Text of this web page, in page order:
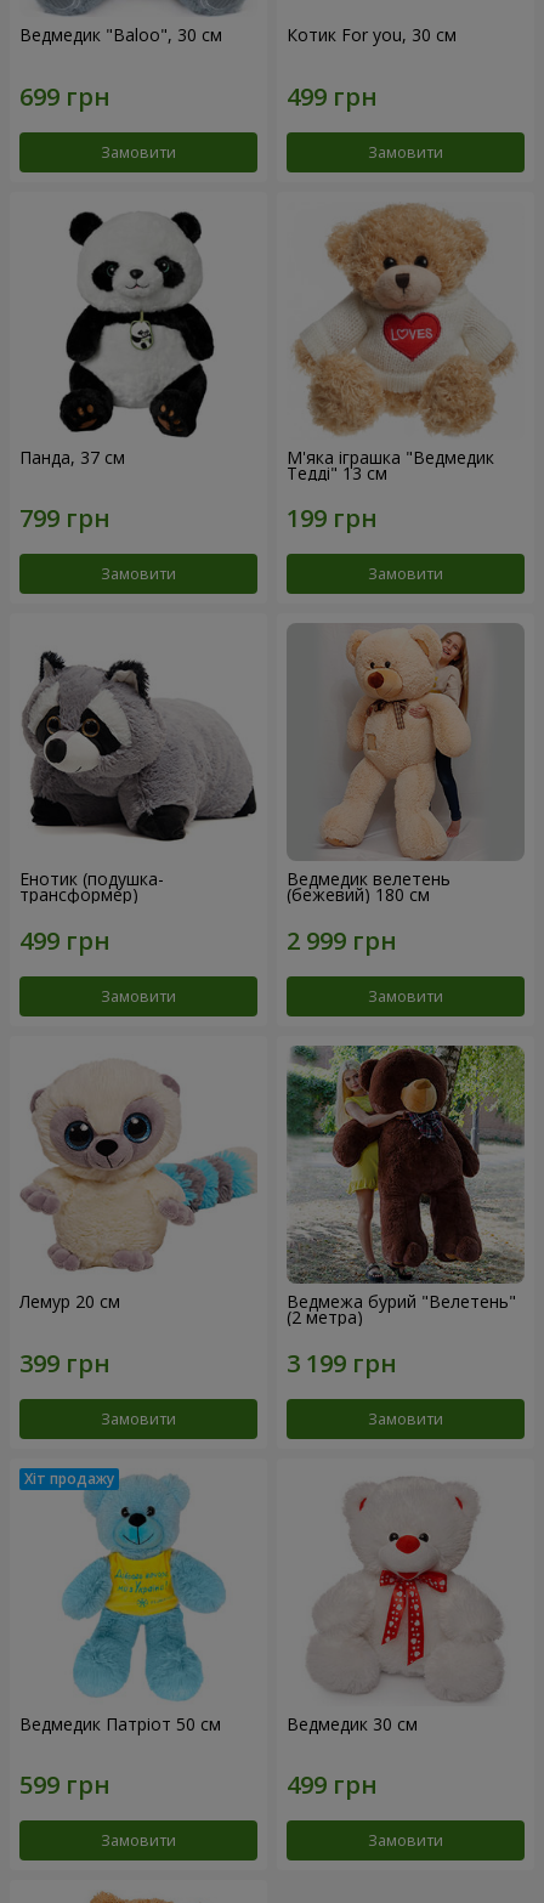
Ведмедик "Baloo", 30 см
Замовити
Котик For you, 30 см
Замовити
Панда, 37 см
Замовити
М'яка іграшка "Ведмедик
Тедді" 13 см
Замовити
Енотик (подушка-
трансформер)
Замовити
Ведмедик велетень
(бежевий) 180 см
Замовити
Лемур 20 см
Замовити
Ведмежа бурий "Велетень"
(2 метра)
Замовити
Ведмедик Патріот 50 см
Замовити
Ведмедик 30 см
Замовити